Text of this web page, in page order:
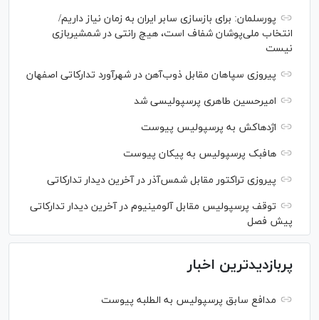
پورسلمان: برای بازسازی سابر ایران به زمان نیاز داریم/
انتخاب ملی‌پوشان شفاف است، هیچ رانتی در شمشیربازی
نیست
پیروزی سپاهان مقابل ذوب‌آهن در شهرآورد تدارکاتی اصفهان
امیرحسین طاهری پرسپولیسی شد
اژدهاکش به پرسپولیس پیوست
هافبک پرسپولیس به پیکان پیوست
پیروزی تراکتور مقابل شمس‌آذر در آخرین دیدار تدارکاتی
توقف پرسپولیس مقابل آلومینیوم در آخرین دیدار تدارکاتی
پیش فصل
پربازدیدترین اخبار
مدافع سابق پرسپولیس به الطلبه پیوست